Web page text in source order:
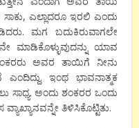
ಎಲ್ಲಾದರೂ ಇರಲಿ ಎಂದು
ಮಗ ಬದುಕಿರುವಾಗಲೇ
ಮಾಡಿಕೊಳ್ಳುವುದನ್ನು ಯಾವ
ಅವರ ತಾಯಿಗೆ ನೀನು
ಎಂದಿದ್ದು. ಇಂಥ ಭಾವನಾತ್ಮಕ
ಸಾಧ್ಯ. ಅಂದು ಶಂಕರರ ಒಂದು
ತಿಳಿಸಿಕೊಟ್ಟಿತು.